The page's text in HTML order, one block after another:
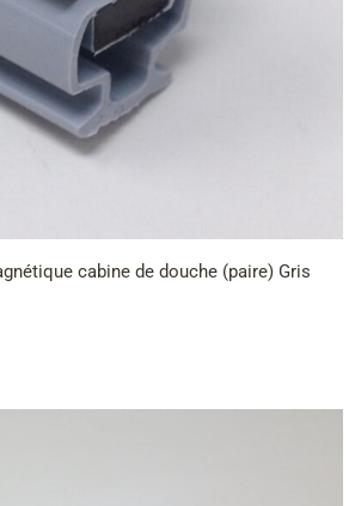
cabine de douche (paire) Gris